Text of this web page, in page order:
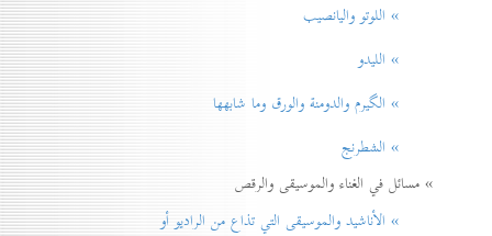
» اللوتو واليانصيب
» الليدو
» الگيرم والدومنة والورق وما شابهها
» الشطرنج
» مسائل في الغناء والموسيقى والرقص
» الأناشيد والموسيقی التي تذاع من الراديو أو